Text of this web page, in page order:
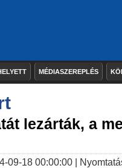
MÉDIASZEREPLÉS
lezárták, a
09-18 00:00:00 |